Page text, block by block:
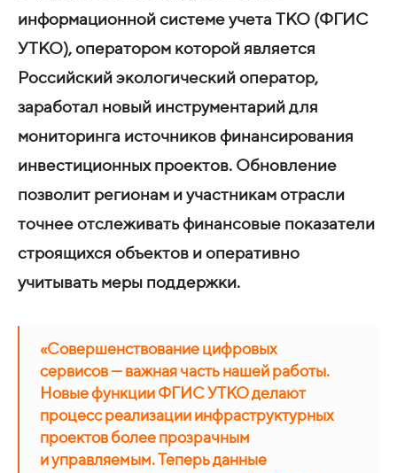
информационной системе учета ТКО (ФГИС
УТКО), оператором которой является
Российский экологический оператор,
заработал новый инструментарий для
мониторинга источников финансирования
инвестиционных проектов. Обновление
позволит регионам и участникам отрасли
точнее отслеживать финансовые показатели
строящихся объектов и оперативно
учитывать меры поддержки.
«Совершенствование цифровых
сервисов — важная часть нашей работы.
Новые функции ФГИС УТКО делают
процесс реализации инфраструктурных
проектов более прозрачным
и управляемым. Теперь данные